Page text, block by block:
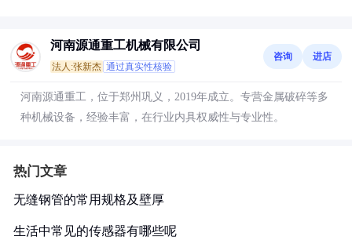
河南源通重工机械有限公司
法人:张新杰 通过真实性核验
咨询 进店
河南源通重工，位于郑州巩义，2019年成立。专营金属破碎等多
种机械设备，经验丰富，在行业内具权威性与专业性。
热门文章
无缝钢管的常用规格及壁厚
生活中常见的传感器有哪些呢